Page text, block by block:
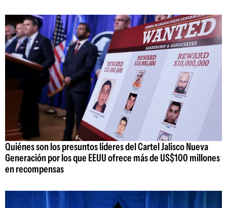
Quiénes son los presuntos líderes del Cartel Jalisco Nueva
Generación por los que EEUU ofrece más de US$100 millones
en recompensas